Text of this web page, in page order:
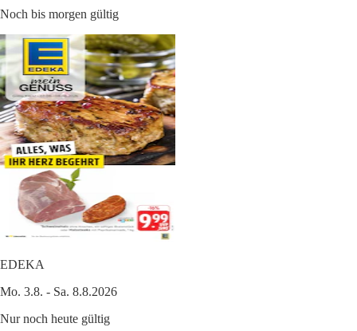
Noch bis morgen gültig
EDEKA
Mo. 3.8. - Sa. 8.8.2026
Nur noch heute gültig